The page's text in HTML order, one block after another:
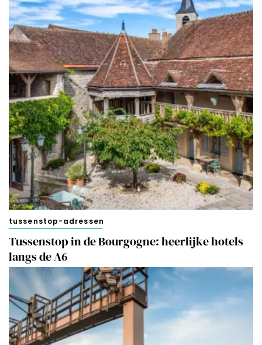
tussenstop-adressen
Tussenstop in de Bourgogne: heerlijke hotels
langs de A6